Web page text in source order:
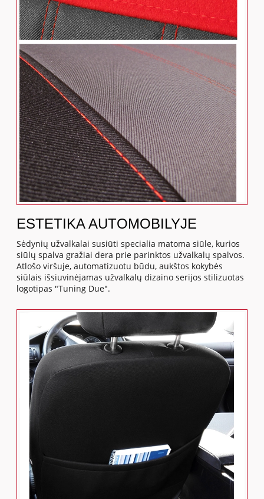
ESTETIKA AUTOMOBILYJE
Sėdynių užvalkalai susiūti specialia matoma siūle, kurios
siūlų spalva gražiai dera prie parinktos užvalkalų spalvos.
Atlošo viršuje, automatizuotu būdu, aukštos kokybės
siūlais išsiuvinėjamas užvalkalų dizaino serijos stilizuotas
logotipas "Tuning Due".